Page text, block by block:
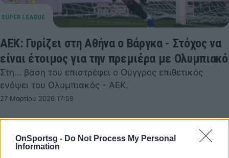
OnSportsg - Do Not Process My Personal
Information
ΑΕΚ: Γυρίζει στη Αθήνα ο Βάργκα - Στόχος να
είναι έτοιμος για την πρεμιέρα με Ολυμπιακό
Στη… βάση του επιστρέφει ο Ούγγρος επιθετικός
ενόψει του Ολυμπιακός - ΑΕΚ.
27 Μαρτίου 2026 17:59